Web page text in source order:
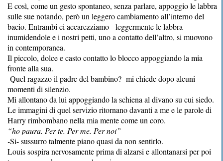
E così, come un gesto spontaneo, senza parlare, appoggio le labbra
sulle sue notando, però un leggero cambiamento all’interno del
bacio. Entrambi ci accarezziamo leggermente le labbra
inumidendole e i nostri petti, uno a contatto dell’altro, si muovono
in contemporanea.
Il piccolo, dolce e casto contatto lo blocco appoggiando la mia
fronte alla sua.
-Quel ragazzo il padre del bambino?- mi chiede dopo alcuni
momenti di silenzio.
Mi allontano da lui appoggiando la schiena al divano su cui siedo.
Le immagini di quel servizio ritornano davanti a me e le parole di
Harry rimbombano nella mia mente come un coro.
“ho paura. Per te. Per me. Per noi”
-Si- sussurro talmente piano quasi da non sentirlo.
Louis sospira nervosamente prima di alzarsi e allontanarsi per poi